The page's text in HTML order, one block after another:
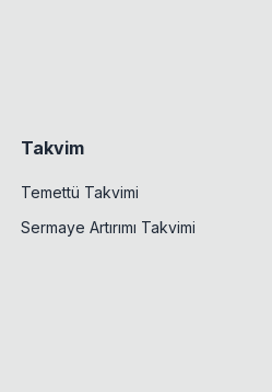
Takvim
Temettü Takvimi
Sermaye Artırımı Takvimi